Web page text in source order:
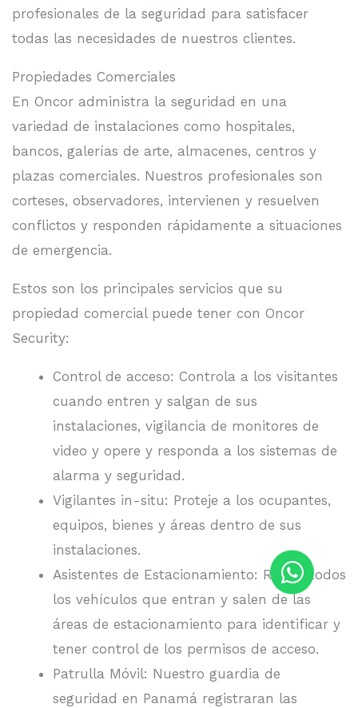
profesionales de la seguridad para satisfacer
todas las necesidades de nuestros clientes.
Propiedades Comerciales
En Oncor administra la seguridad en una
variedad de instalaciones como hospitales,
bancos, galerías de arte, almacenes, centros y
plazas comerciales. Nuestros profesionales son
corteses, observadores, intervienen y resuelven
conflictos y responden rápidamente a situaciones
de emergencia.
Estos son los principales servicios que su
propiedad comercial puede tener con Oncor
Security:
Control de acceso: Controla a los visitantes
cuando entren y salgan de sus
instalaciones, vigilancia de monitores de
video y opere y responda a los sistemas de
alarma y seguridad.
Vigilantes in-situ: Proteje a los ocupantes,
equipos, bienes y áreas dentro de sus
instalaciones.
Asistentes de Estacionamiento: Revisa todos
los vehículos que entran y salen de las
áreas de estacionamiento para identificar y
tener control de los permisos de acceso.
Patrulla Móvil: Nuestro guardia de
seguridad en Panamá registraran las